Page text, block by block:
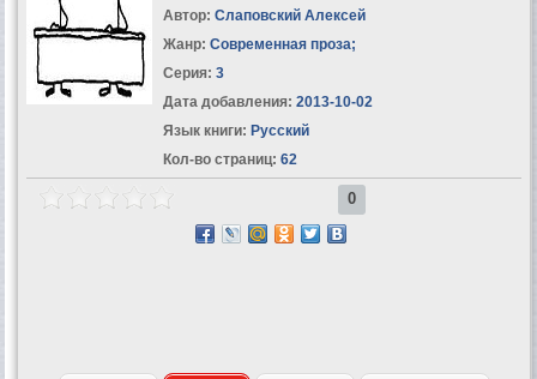
Автор: Слаповский Алексей
Жанр: Современная проза;
Серия: 3
Дата добавления: 2013-10-02
Язык книги: Русский
Кол-во страниц: 62
0